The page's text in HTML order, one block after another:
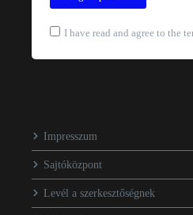
I have read and agree to the
Impresszum
Sajtóközpont
Levél a szerkesztőségnek